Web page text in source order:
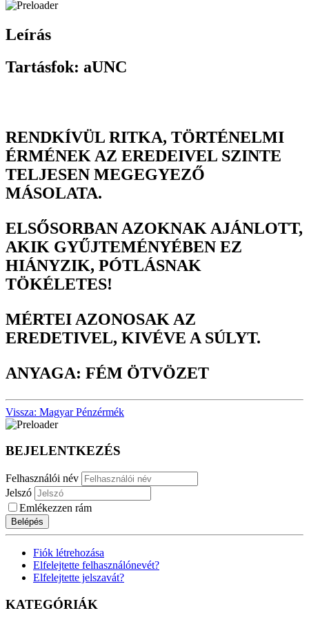
Leírás
Tartásfok: aUNC
RENDKÍVÜL RITKA, TÖRTÉNELMI
ÉRMÉNEK AZ EREDEIVEL SZINTE
TELJESEN MEGEGYEZŐ
MÁSOLATA.
ELSŐSORBAN AZOKNAK AJÁNLOTT,
AKIK GYŰJTEMÉNYÉBEN EZ
HIÁNYZIK, PÓTLÁSNAK
TÖKÉLETES!
MÉRTEI AZONOSAK AZ
EREDETIVEL, KIVÉVE A SÚLYT.
ANYAGA: FÉM ÖTVÖZET
Vissza: Magyar Pénzérmék
BEJELENTKEZÉS
Felhasználói név
Jelszó
Emlékezzen rám
Belépés
Fiók létrehozása
Elfelejtette felhasználónevét?
Elfelejtette jelszavát?
KATEGÓRIÁK